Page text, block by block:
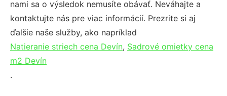
nami sa o výsledok nemusíte obávať. Neváhajte a
kontaktujte nás pre viac informácií. Prezrite si aj
ďalšie naše služby, ako napríklad
Natieranie striech cena Devín, Sadrové omietky cena
m2 Devín
.